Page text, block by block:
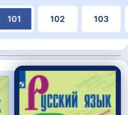
101 102 103